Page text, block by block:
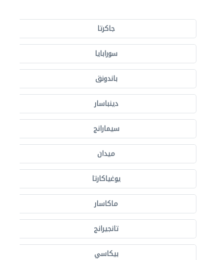
جاكرتا
سورابايا
باندونق
دينباسار
سيمارانج
ميدان
يوغياكارتا
ماكاسار
تانجيرانج
بيكاسي